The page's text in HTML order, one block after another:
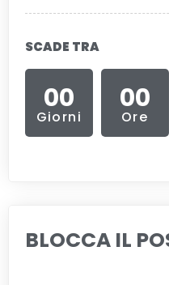
SCADE TRA
00
Giorni
00
Ore
BLOCCA IL